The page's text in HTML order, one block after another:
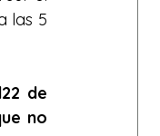
las 5
de
no